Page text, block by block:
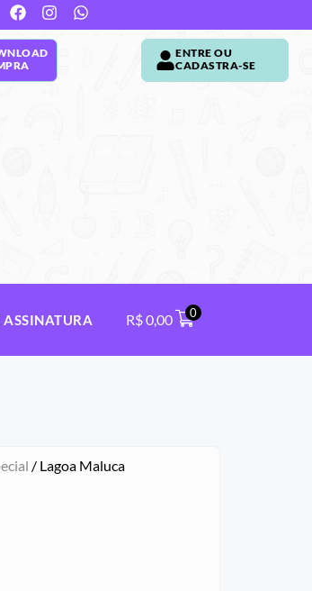
ENTRE OU
CADASTRA-SE
ASSINATURA R$0,00 0
/ Lagoa Maluca